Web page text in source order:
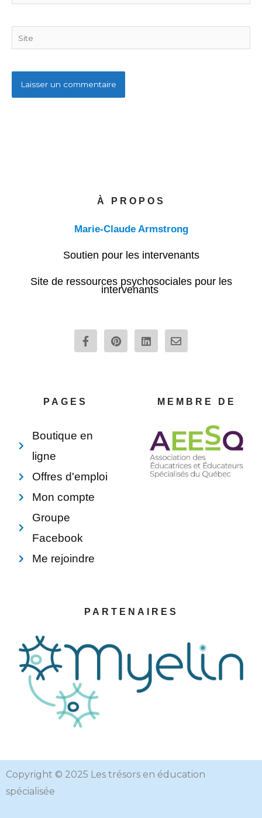
mail*
Site
À PROPOS
Marie-Claude Armstrong
Soutien pour les intervenants
Site de ressources psychosociales pour les
intervenants
F
a
c
P
i
n
L
i
n
E
n
v
p
e
PAGES
Boutique en
ligne
Offres d'emploi
Mon compte
Groupe
Facebook
Me rejoindre
MEMBRE DE
PARTENAIRES
Copyright © 2025 Les trésors en éducation
spécialisée